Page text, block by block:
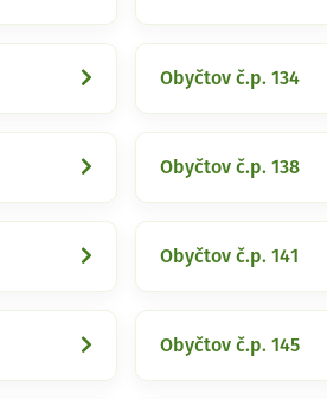
Obyčtov č.p. 134
Obyčtov č.p. 138
Obyčtov č.p. 141
Obyčtov č.p. 145